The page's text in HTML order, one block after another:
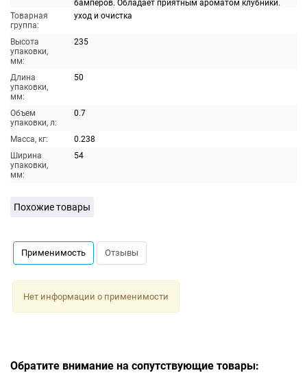
бамперов. Обладает приятным ароматом клубники.
Товарная
группа:
уход и очистка
Высота
упаковки,
мм:
235
Длина
упаковки,
мм:
50
Объем
упаковки, л:
0.7
Масса, кг:
0.238
Ширина
упаковки,
мм:
54
Похожие товары
Применимость Отзывы
Нет информации о применимости
Обратите внимание на сопутствующие товары: